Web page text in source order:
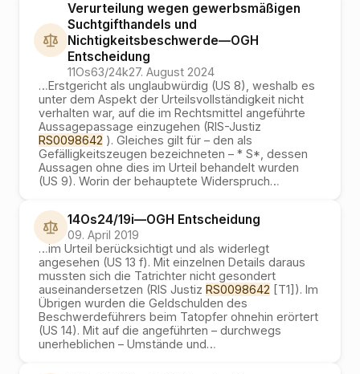
Verurteilung wegen gewerbsmäßigen
Suchtgifthandels und
Nichtigkeitsbeschwerde—OGH
Entscheidung
11Os63/24k27. August 2024
…Erstgericht als unglaubwürdig (US 8), weshalb es
unter dem Aspekt der Urteilsvollständigkeit nicht
verhalten war, auf die im Rechtsmittel angeführte
Aussagepassage einzugehen (RIS-Justiz
RS0098642 ). Gleiches gilt für – den als
Gefälligkeitszeugen bezeichneten – * S*, dessen
Aussagen ohne dies im Urteil behandelt wurden
(US 9). Worin der behauptete Widerspruch…
14Os24/19i—OGH Entscheidung
09. April 2019
…im Urteil berücksichtigt und als widerlegt
angesehen (US 13 f). Mit einzelnen Details daraus
mussten sich die Tatrichter nicht gesondert
auseinandersetzen (RIS Justiz RS0098642 [T1]). Im
Übrigen wurden die Geldschulden des
Beschwerdeführers beim Tatopfer ohnehin erörtert
(US 14). Mit auf die angeführten – durchwegs
unerheblichen – Umstände und…